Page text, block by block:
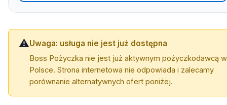
⚠️Uwaga: usługa nie jest już dostępna
Boss Pożyczka nie jest już aktywnym pożyczkodawcą w
Polsce. Strona internetowa nie odpowiada i zalecamy
porównanie alternatywnych ofert poniżej.